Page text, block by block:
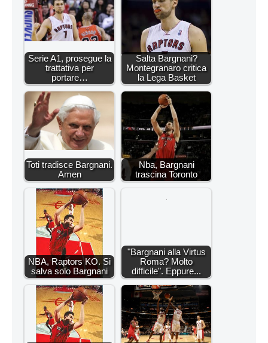
Serie A1, prosegue la
trattativa per
portare…
Salta Bargnani?
Montegranaro critica
la Lega Basket
Toti tradisce Bargnani.
Amen
Nba, Bargnani
trascina Toronto
NBA, Raptors KO. Si
salva solo Bargnani
"Bargnani alla Virtus
Roma? Molto
difficile". Eppure...